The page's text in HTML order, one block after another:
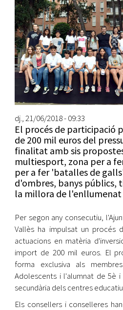
dj., 21/06/2018 - 09:33
El procés de participació
de 200 mil euros del
finalitat amb sis
multiesport, zona per a
per a fer 'batalles de
d'ombres, banys públics,
la millora de
Per segon any consecutiu,
Vallès ha impulsat un procés
actuacions en matèria
import de 200 mil euros. El
forma exclusiva als
Adolescents i l'alumnat de 5è
secundària dels centres
Els consellers i conselleres